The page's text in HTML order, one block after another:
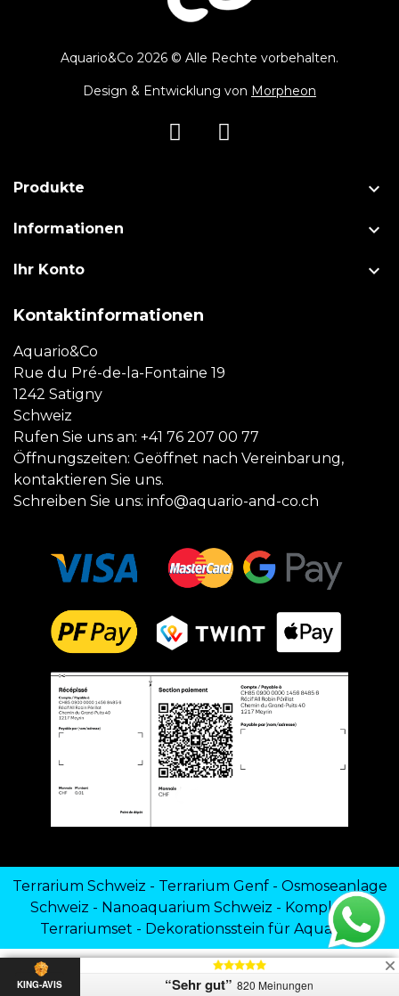
Aquario&Co 2026 © Alle Rechte vorbehalten.
Design & Entwicklung von Morpheon
Produkte 
Informationen 
Ihr Konto 
Kontaktinformationen
Aquario&Co
Rue du Pré-de-la-Fontaine 19
1242 Satigny
Schweiz
Rufen Sie uns an: +41 76 207 00 77
Öffnungszeiten: Geöffnet nach Vereinbarung,
kontaktieren Sie uns.
Schreiben Sie uns: info@aquario-and-co.ch
Terrarium Schweiz - Terrarium Genf- Osmoseanlage
Schweiz - Nanoaquarium Schweiz - Komplettes
Terrariumset - Dekorationsstein für Aquarien
KING-AVIS “Sehr gut” 820 Meinungen